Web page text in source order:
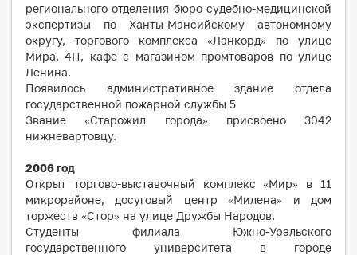
регионального отделения бюро судебно-медицинской
экспертизы по Ханты-Мансийскому автономному
округу, торгового комплекса «Ланкорд» по улице
Мира, 4П, кафе с магазином промтоваров по улице
Ленина.
Появилось административное здание отдела
государственной пожарной службы 5
Звание «Старожил города» присвоено 3042
нижневартовцу.
2006 год
Открыт торгово-выставочный комплекс «Мир» в 11
микрорайоне, досуговый центр «Милена» и дом
торжеств «Стор» на улице Дружбы Народов.
Студенты филиала Южно-Уральского
государственного университета в городе